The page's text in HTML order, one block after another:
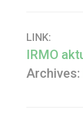
LINK:
IRMO
Archives: